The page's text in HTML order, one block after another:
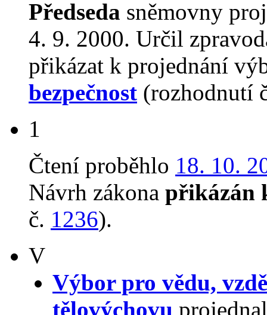
Předseda sněmovny
4. 9. 2000. Určil
přikázat k projednání
bezpečnost (rozhodnutí
1
Čtení proběhlo 18. 10.
Návrh zákona přikázán
č. 1236).
V
Výbor pro vědu,
tělovýchovu